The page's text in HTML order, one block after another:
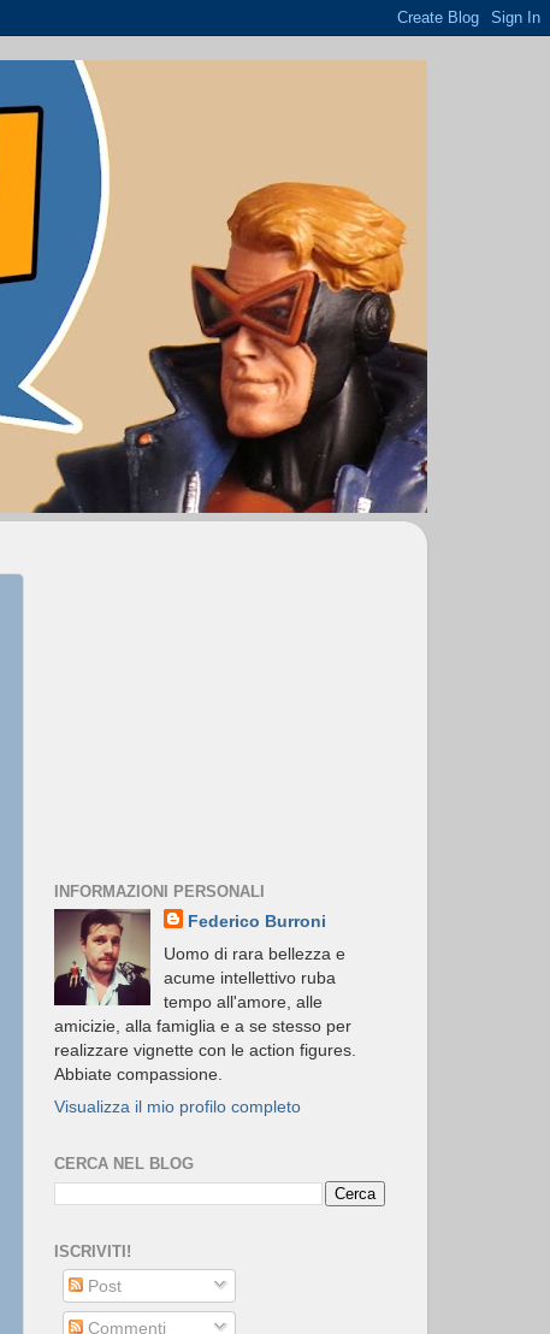
INFORMAZIONI PERSONALI
Federico Burroni
Uomo di rara bellezza e
acume intellettivo ruba
tempo all'amore, alle
amicizie, alla famiglia e a se stesso per
realizzare vignette con le action figures.
Abbiate compassione.
Visualizza il mio profilo completo
CERCA NEL BLOG
ISCRIVITI!
Post
Commenti